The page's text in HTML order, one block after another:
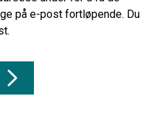
på e-post fortløpende. Du